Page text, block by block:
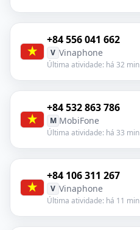
+84 556 041 662
V Vinaphone
Última atividade: há 32 min
+84 532 863 786
M MobiFone
Última atividade: há 33 min
+84 106 311 267
V Vinaphone
Última atividade: há 11 min